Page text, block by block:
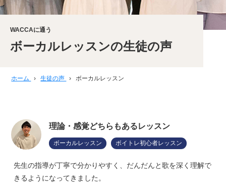
WACCAに通う
ボーカルレッスンの生徒の声
ホーム › 生徒の声 › ボーカルレッスン
理論・感覚どちらもあるレッスン
ボーカルレッスン ボイトレ初心者レッスン
先生の指導が丁寧で分かりやすく、だんだんと歌を深く理解で
きるようになってきました。